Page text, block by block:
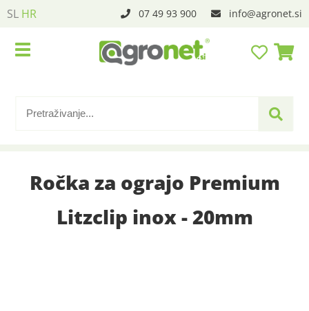
SL HR 07 49 93 900 info agronet.si
Ročka za ograjo Premium
Litzclip inox - 20mm